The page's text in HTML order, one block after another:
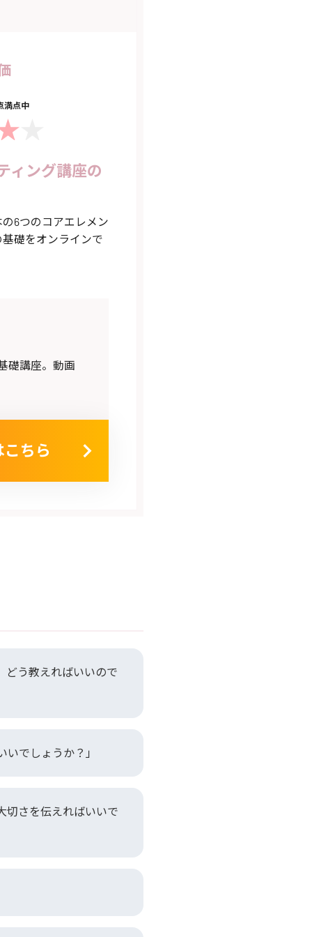
満点中
ィング講座の
6つのコアエレメン
礎をオンラインで
礎講座。動画
ちら
どう教えればいいので
でしょうか？」
切さを伝えればいいで